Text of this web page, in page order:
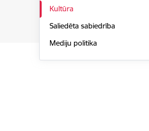
Kultūra
Saliedēta sabiedrība
Mediju politika